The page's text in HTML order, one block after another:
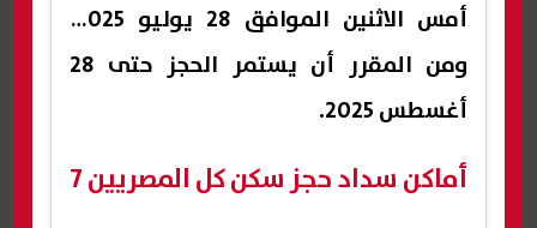
أمس الاثنين الموافق 28 يوليو 2025،
ومن المقرر أن يستمر الحجز حتى 28
أغسطس 2025.
أماكن سداد حجز سكن كل المصريين 7